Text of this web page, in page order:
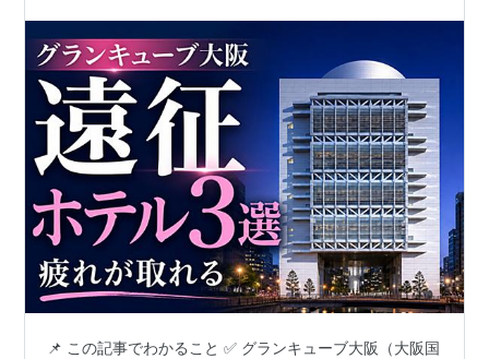
📌 この記事でわかること ✅ グランキューブ大阪（大阪国